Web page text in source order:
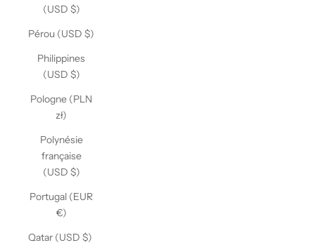
(USD $)
Pérou (USD $)
Philippines
(USD $)
Pologne (PLN
zł)
Polynésie
française
(USD $)
Portugal (EUR
€)
Qatar (USD $)